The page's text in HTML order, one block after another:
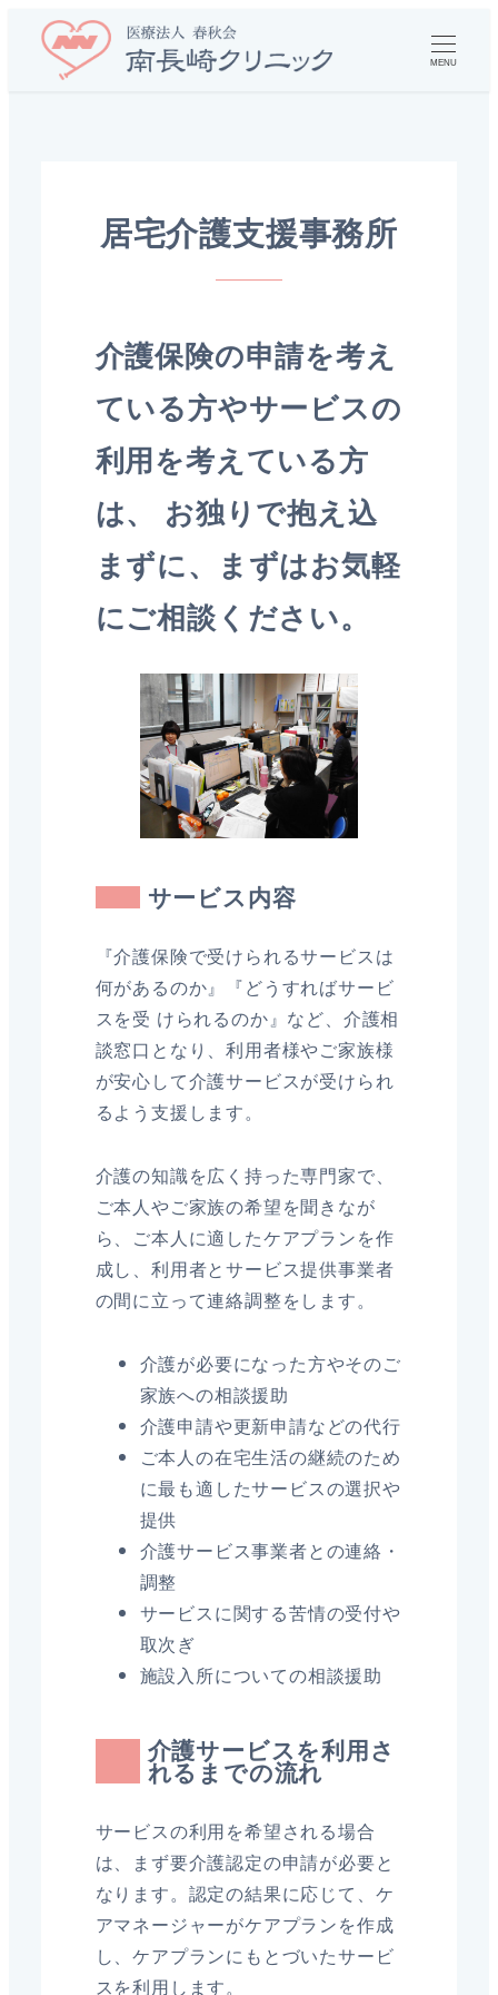
MENU
居宅介護支援事務所
介護保険の申請を考え
ている方やサービスの
利用を考えている方
は、 お独りで抱え込
まずに、まずはお気軽
にご相談ください。
サービス内容
『介護保険で受けられるサービスは
何があるのか』『どうすればサービ
スを受 けられるのか』など、介護相
談窓口となり、利用者様やご家族様
が安心して介護サービスが受けられ
るよう支援します。
介護の知識を広く持った専門家で、
ご本人やご家族の希望を聞きなが
ら、ご本人に適したケアプランを作
成し、利用者とサービス提供事業者
の間に立って連絡調整をします。
介護が必要になった方やそのご
家族への相談援助
介護申請や更新申請などの代行
ご本人の在宅生活の継続のため
に最も適したサービスの選択や
提供
介護サービス事業者との連絡・
調整
サービスに関する苦情の受付や
取次ぎ
施設入所についての相談援助
介護サービスを利用さ
れるまでの流れ
サービスの利用を希望される場合
は、まず要介護認定の申請が必要と
なります。認定の結果に応じて、ケ
アマネージャーがケアプランを作成
し、ケアプランにもとづいたサービ
スを利用します。